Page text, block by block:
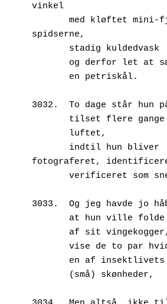
vinkel
spidserne,
       stadig kuldedvask
og derfor let at
       en petriskål.
3032.  To dage står hun
tilset flere
       luftet,
fotograferet,
verificeret som
3033.  Og jeg havde jo
at hun ville
       af sit vingekogger,
vise de to par
en af
       (små) skønheder,